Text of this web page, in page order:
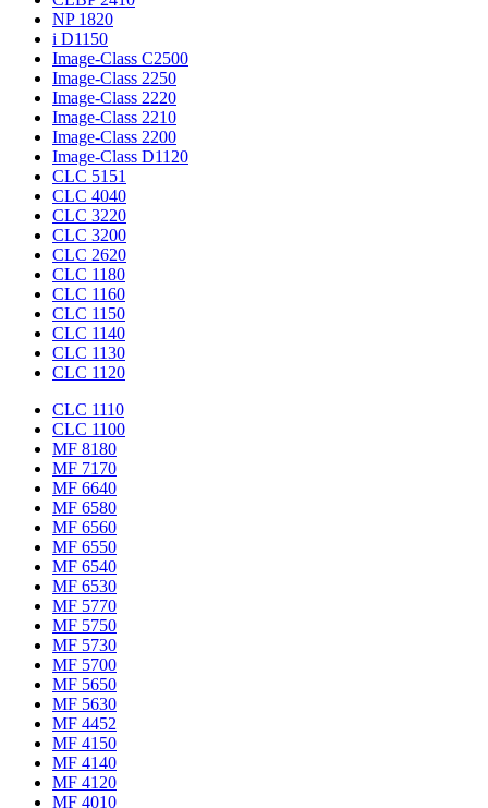
NP 1820
i D1150
Image-Class C2500
Image-Class 2250
Image-Class 2220
Image-Class 2210
Image-Class 2200
Image-Class D1120
CLC 5151
CLC 4040
CLC 3220
CLC 3200
CLC 2620
CLC 1180
CLC 1160
CLC 1150
CLC 1140
CLC 1130
CLC 1120
CLC 1110
CLC 1100
MF 8180
MF 7170
MF 6640
MF 6580
MF 6560
MF 6550
MF 6540
MF 6530
MF 5770
MF 5750
MF 5730
MF 5700
MF 5650
MF 5630
MF 4452
MF 4150
MF 4140
MF 4120
MF 4010